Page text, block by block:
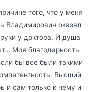
того, что у меня
Владимирович оказал
у доктора. И душа
Моя благодарность
бы все были такими
Высший
и сам только к нему и